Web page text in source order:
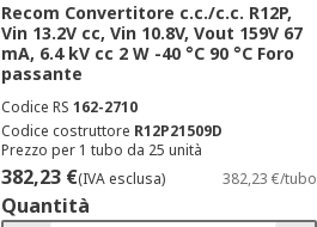
Recom Convertitore c.c./c.c. R12P,
Vin 13.2V cc, Vin 10.8V, Vout 159V 67
mA, 6.4 kV cc 2 W -40 °C 90 °C Foro
passante
Codice RS 162-2710
Codice costruttore R12P21509D
Prezzo per 1 tubo da 25 unità
382,23 €(IVA esclusa) 382,23 €/tubo
Quantità